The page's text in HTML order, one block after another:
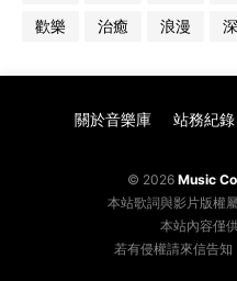
歡樂
治癒 浪漫
© 2026 Music
本站歌詞與影片版權
本站內容僅
若有侵權請來信告知
關於音樂庫 站務紀錄